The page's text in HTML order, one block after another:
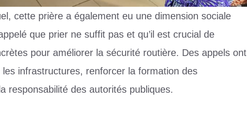
cette prière a également eu une dimension sociale
que prier ne suffit pas et qu’il est crucial de
pour améliorer la sécurité routière. Des appels ont
infrastructures, renforcer la formation des
responsabilité des autorités publiques.